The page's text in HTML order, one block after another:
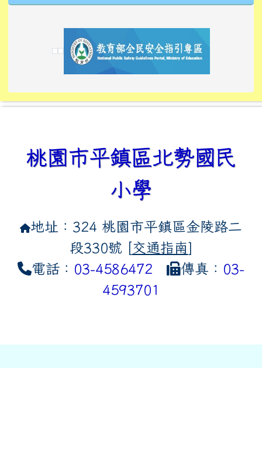
link to https://
link to https://10000.gov.tw/
link to https://
link to https://10000.gov.tw/
link to https://
link to https://
link to https://i.win.org.tw/
link to https://
link to https://
link to https://
link to https://
桃園市平鎮區北勢國民
小學
地址：324 桃園市平鎮區金陵路二
段330號 [交通指南]
電話： 03-4586472 傳真： 03-
4593701